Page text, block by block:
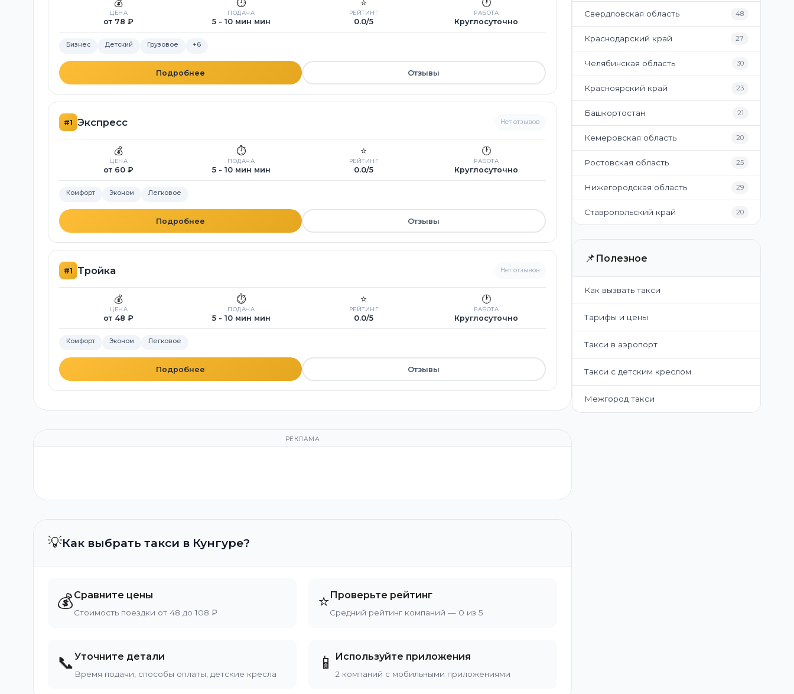
💰
ЦЕНА
от 78 ₽
⏱️
ПОДАЧА
5 - 10 мин мин
⭐
РЕЙТИНГ
0.0/5
🕐
РАБОТА
Круглосуточно
Бизнес Детский Грузовое +6
Подробнее Отзывы
#1 Экспресс Нет отзывов
💰
ЦЕНА
от 60 ₽
⏱️
ПОДАЧА
5 - 10 мин мин
⭐
РЕЙТИНГ
0.0/5
🕐
РАБОТА
Круглосуточно
Комфорт Эконом Легковое
Подробнее Отзывы
#1 Тройка Нет отзывов
💰
ЦЕНА
от 48 ₽
⏱️
ПОДАЧА
5 - 10 мин мин
⭐
РЕЙТИНГ
0.0/5
🕐
РАБОТА
Круглосуточно
Комфорт Эконом Легковое
Подробнее Отзывы
РЕКЛАМА
💡Как выбрать такси в Кунгуре?
💰Сравните цены
Стоимость поездки от 48 до 108 ₽
⭐Проверьте рейтинг
Средний рейтинг компаний — 0 из 5
📞Уточните детали
Время подачи, способы оплаты, детские кресла
📱 Используйте приложения
2 компаний с мобильными приложениями
Свердловская область 48
Краснодарский край 27
Челябинская область 30
Красноярский край 23
Башкортостан 21
Кемеровская область 20
Ростовская область 25
Нижегородская область 29
Ставропольский край 20
📌 Полезное
Как вызвать такси
Тарифы и цены
Такси в аэропорт
Такси с детским креслом
Межгород такси